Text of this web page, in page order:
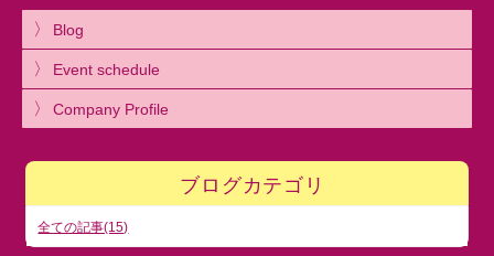
Blog
Event schedule
Company Profile
ブログカテゴリ
全ての記事(15)